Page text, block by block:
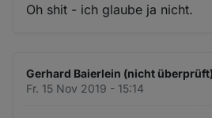
Oh shit - ich glaube ja nicht.
Gerhard Baierlein (nicht überprüft)
Fr. 15 Nov 2019 - 15:14